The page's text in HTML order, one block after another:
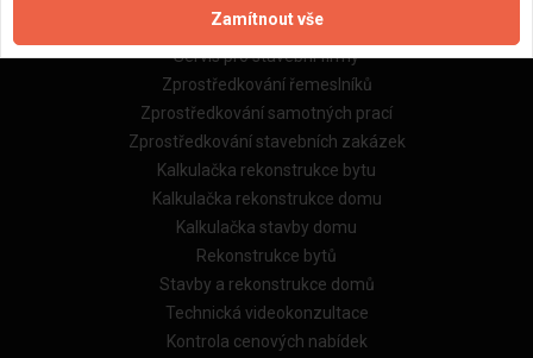
Naše služby
Servis pro stavební firmy
Zprostředkování řemeslníků
Zprostředkování samotných prací
Zprostředkování stavebních zakázek
Kalkulačka rekonstrukce bytu
Kalkulačka rekonstrukce domu
Kalkulačka stavby domu
Rekonstrukce bytů
Stavby a rekonstrukce domů
Technická videokonzultace
Kontrola cenových nabídek
Zamítnout vše